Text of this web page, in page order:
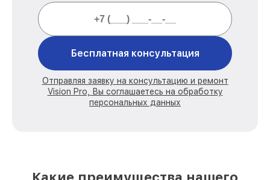
Бесплатная консультация
Отправляя заявку на консультацию и ремонт
Vision Pro, Вы соглашаетесь на обработку
персональных данных